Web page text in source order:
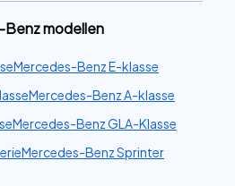
modellen
Mercedes-Benz E-klasse
Mercedes-Benz A-klasse
Mercedes-Benz GLA-Klasse
Mercedes-Benz Sprinter